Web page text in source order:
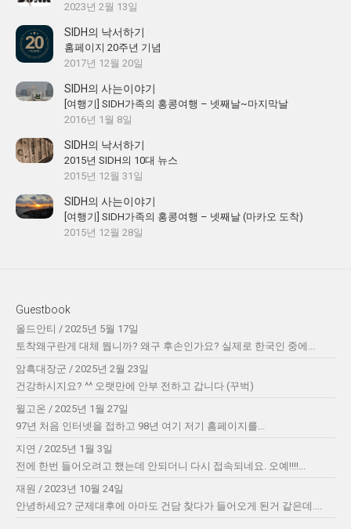
2023년 2월 13일
SIDH의 낙서하기
홈페이지 20주년 기념
2017년 12월 20일
SIDH의 사는이야기
[여행기] SIDH가족의 홍콩여행 – 넷째날~마지막날
2016년 1월 8일
SIDH의 낙서하기
2015년 SIDH의 10대 뉴스
2015년 12월 31일
SIDH의 사는이야기
[여행기] SIDH가족의 홍콩여행 – 넷째날 (마카오 도착)
2015년 12월 28일
Guestbook
올드안티 / 2025년 5월 17일
토착왜구란게 대체 뭡니까? 왜구 후손인가요? 실제로 한국인 중에...
암흑대장군 / 2025년 2월 23일
건강하시지요? ^^ 오랫만에 안부 전하고 갑니다 (꾸벅)
윌고온 / 2025년 1월 27일
97년 처음 인터넷을 접하고 98년 여기 저기 홈페이지를...
지연 / 2025년 1월 3일
전에 한번 들어오려고 했는데 안되더니 다시 접속되네요. 오예!!!!...
재원 / 2023년 10월 24일
안녕하세요? 군제대후에 아마도 건담 찾다가 들어오게 된거 같은데....